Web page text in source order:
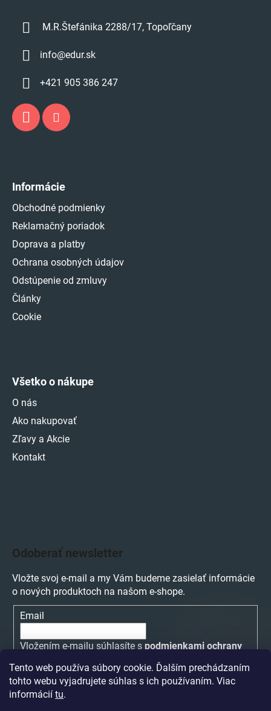
Tento web používa súbory cookie. Ďalším prechádzaním
tohto webu vyjadrujete súhlas s ich používaním. Viac
informácií tu.
M.R.Štefánika 2288/17, Topoľčany
info@edur.sk
+421 905 386 247
Informácie
Obchodné podmienky
Reklamačný poriadok
Doprava a platby
Ochrana osobných údajov
Odstúpenie od zmluvy
Články
Cookie
Všetko o nákupe
O nás
Ako nakupovať
Zľavy a Akcie
Kontakt
Odoberať newsletter
Vložte svoj e-mail a my Vám budeme zasielať informácie
o nových produktoch na našom e-shope.
Email
Vložením e-mailu súhlasíte s podmienkami ochrany
PRIHLÁSIŤ SA